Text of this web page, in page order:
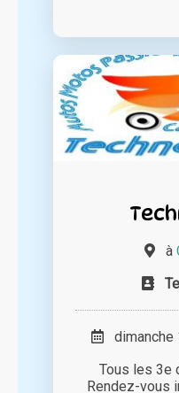
à
dimanche
Tous les 3e
Rendez-vous